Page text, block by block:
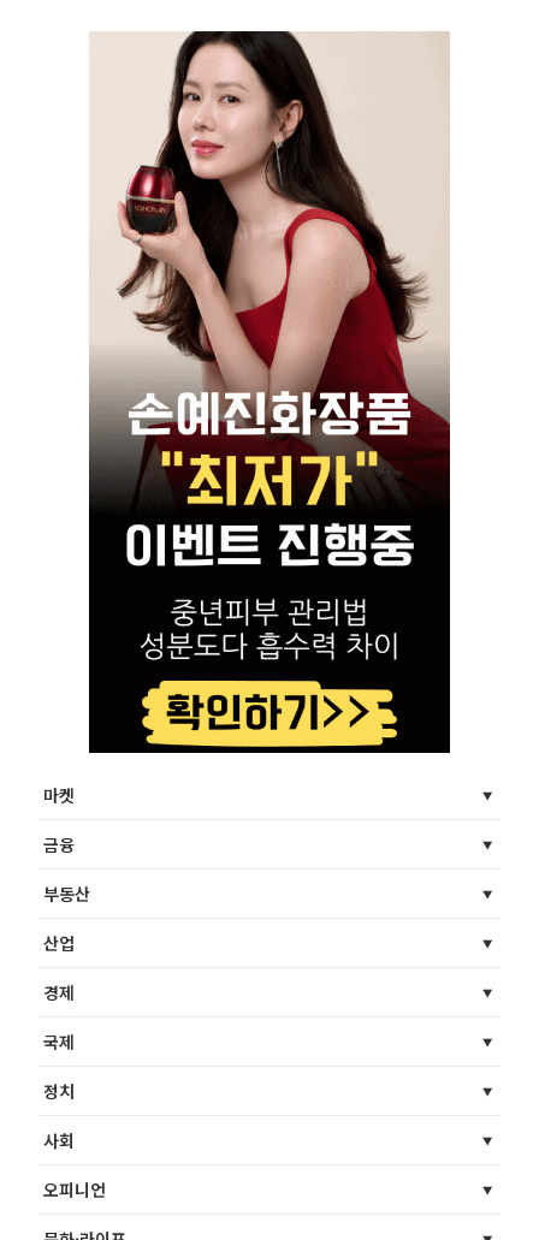
마켓
금융
부동산
산업
경제
국제
정치
사회
오피니언